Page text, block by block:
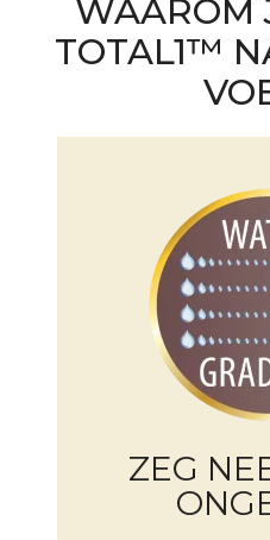
WAAROM
TOTAL1™
ZEG